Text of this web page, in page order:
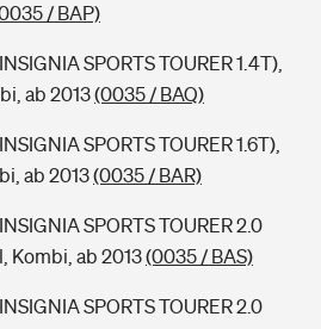
/ BAP)
SPORTS TOURER 1.4T),
ab 2013(0035 / BAQ)
SPORTS TOURER 1.6T),
ab 2013(0035 / BAR)
SPORTS TOURER 2.0
Kombi, ab 2013(0035 / BAS)
SPORTS TOURER 2.0